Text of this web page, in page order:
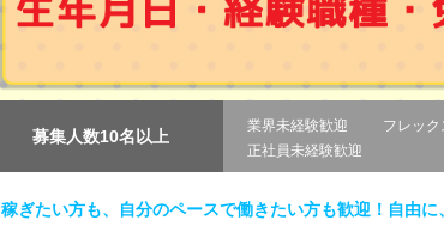
募集人数10名以上
業界未経験歓迎 フレック
正社員未経験歓迎
稼ぎたい方も、自分のペースで働きたい方も歓迎！自由に